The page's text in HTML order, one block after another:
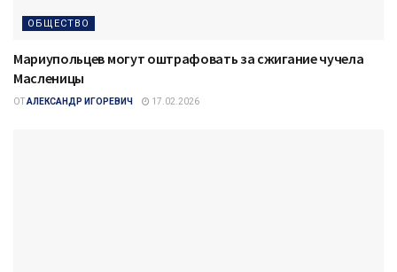
ОБЩЕСТВО
Мариупольцев могут оштрафовать за сжигание чучела
Масленицы
ОТАЛЕКСАНДР ИГОРЕВИЧ 17.02.2026